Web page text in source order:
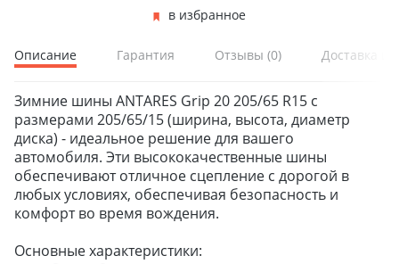
в избранное
Описание Гарантия Отзывы (0) Доставка и
Зимние шины ANTARES Grip 20 205/65 R15 с
размерами 205/65/15 (ширина, высота, диаметр
диска) - идеальное решение для вашего
автомобиля. Эти высококачественные шины
обеспечивают отличное сцепление с дорогой в
любых условиях, обеспечивая безопасность и
комфорт во время вождения.
Основные характеристики: